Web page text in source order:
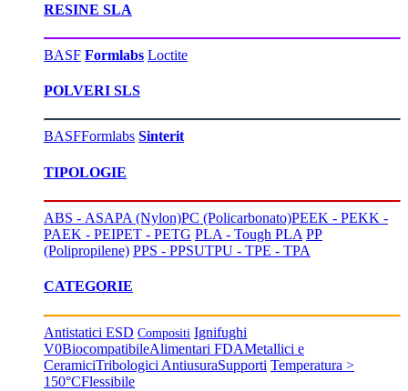
RESINE SLA
BASF Formlabs Loctite
POLVERI SLS
BASFFormlabs Sinterit
TIPOLOGIE
ABS - ASAPA (Nylon)PC (Policarbonato)PEEK - PEKK -
PAEK - PEIPET - PETG PLA - Tough PLA PP
(Polipropilene) PPS - PPSUTPU - TPE - TPA
CATEGORIE
Antistatici ESD Compositi Ignifughi
V0BiocompatibileAlimentari FDAMetallici e
CeramiciTribologici AntiusuraSupporti Temperatura >
150°CFlessibile